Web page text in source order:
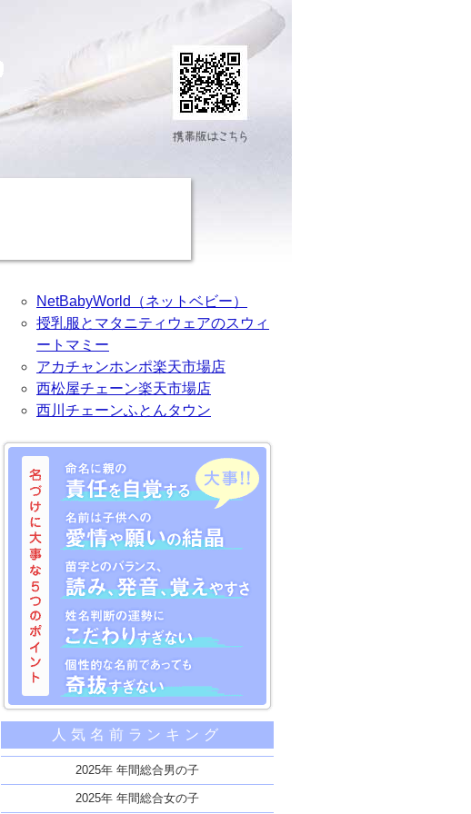
NetBabyWorld（ネットベビー）
授乳服とマタニティウェアのスウィ
ートマミー
アカチャンホンポ楽天市場店
西松屋チェーン楽天市場店
西川チェーンふとんタウン
名づけに大事な5つのポイント
命名に親の責任を自覚する
名前は子供への愛情や願いの結晶
苗字とのバランス、読み、発音、覚えやすさ
姓名判断の運勢にこだわりすぎない
人気名前ランキング
2025年 年間総合男の子
2025年 年間総合女の子